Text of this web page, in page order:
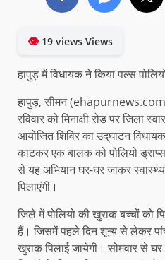
👁19 views Views
हापुड़ में विधायक ने किया पल्स
हापुड़, सीमन
रविवार को मिनाक्षी रोड पर जिला
आयोजित शिविर का उद्‌घाटन
काटकर एक बालक को पोलियो
से यह अभियान घर-घर जाकर स्वास्थ्य
पिलाएंगी।
जिले में पोलियो की खुराक बच्चों को
हैं। जिसमें पहले दिन शून्य से लेकर
खुराक पिलाई जायेगी। सोमवार से